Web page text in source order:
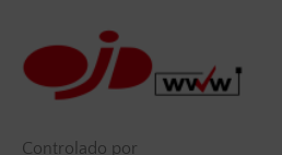
Controlado por